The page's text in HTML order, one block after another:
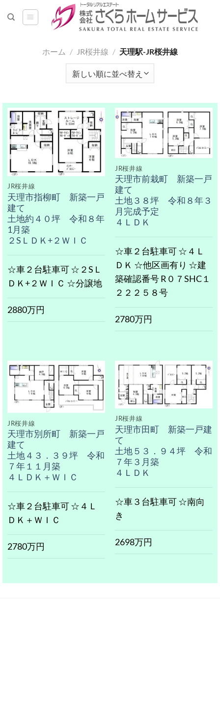
ホーム / JR桜井線 / 天理駅-JR桜井線
JR桜井線
天理市指柳町 新築一戸
建て
土地約４０坪 令和８年
1月築
２SＬＤＫ+２ＷＩＣ
☆車２台駐車可 ☆２SＬ
ＤＫ+２ＷＩＣ ☆分譲地
2880万円
JR桜井線
天理市前栽町 新築一戸
建て
土地３８坪 令和８年３
月完成予定
４ＬＤＫ
☆車２台駐車可 ☆４Ｌ
ＤＫ ☆他区画有り ☆建
築確認番号 R０７SHC１
２２２５８号
2780万円
JR桜井線
天理市別所町 新築一戸
建て
土地４３．３９坪 令和
７年１１月築
４ＬＤＫ＋ＷＩＣ
☆車２台駐車可 ☆４Ｌ
ＤＫ＋ＷＩＣ
2780万円
JR桜井線
天理市田町 新築一戸建
て
土地５３．９４坪 令和
７年３月築
４ＬＤＫ
☆車３台駐車可 ☆南向
き
2698万円